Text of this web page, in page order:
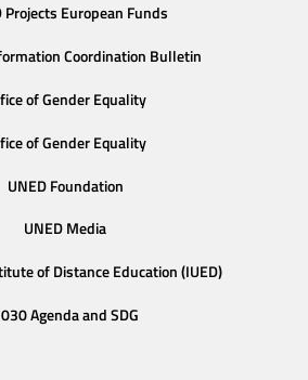
Projects European Funds
Coordination Bulletin
of Gender Equality
of Gender Equality
UNED Foundation
UNED Media
of Distance Education (IUED)
Agenda and SDG